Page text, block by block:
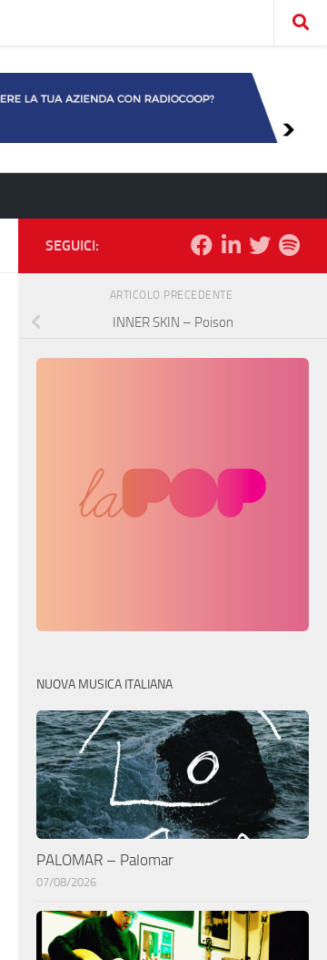
SEGUICI:
ARTICOLO PRECEDENTE
INNER SKIN – Poison
NUOVA MUSICA ITALIANA
PALOMAR – Palomar
07/08/2026